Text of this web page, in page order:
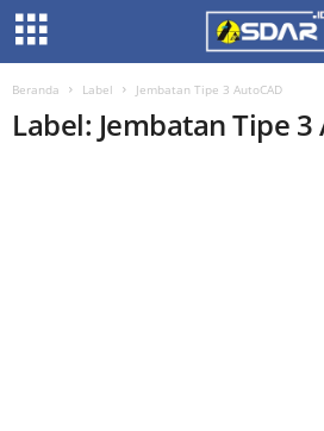
Beranda Label Jembatan Tipe 3 AutoCAD
Label: Jembatan Tipe 3